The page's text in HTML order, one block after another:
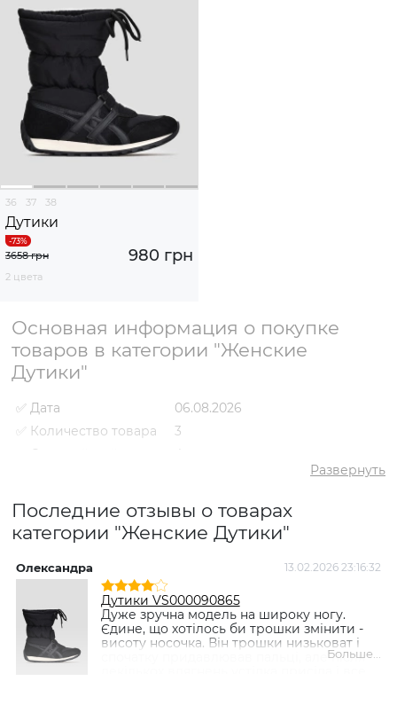
36 37 38
Дутики
980 грн
3658 грн
2 цвета
Основная информация о покупке
товаров в категории "Женские
Дутики"
✅ Дата
06.08.2026
✅ Количество товара
3
✅ Средний рейтинг
✅ Самый дешевый
товар
980 грн
✅ Самый дорогой
1992 грн
✅ Самый популярный
Дутики VS000086115 Черный
Развернуть
Последние отзывы о товарах
категории "Женские Дутики"
Олександра 13.02.2026 23:16:32
Дутики VS000090865
Дуже зручна модель на широку ногу.
Єдине, що хотілось би трошки змінити -
висоту носочка. Він трошки низьковат і
спочатку придавлював пальці, але після
Больше...